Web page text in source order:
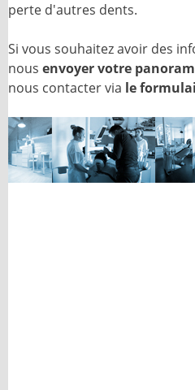
perte d'autres dents.
Si vous souhaitez avoir des
nous envoyer votre
nous contacter via le